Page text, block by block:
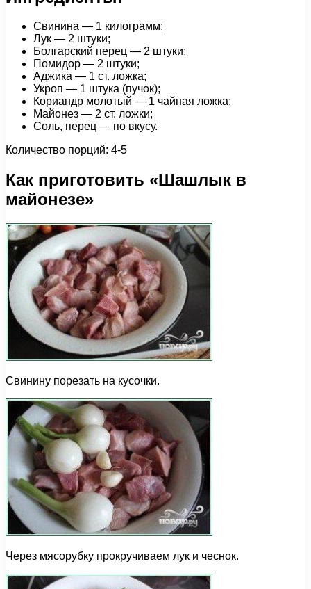
Свинина — 1 килограмм;
Лук — 2 штуки;
Болгарский перец — 2 штуки;
Помидор — 2 штуки;
Аджика — 1 ст. ложка;
Укроп — 1 штука (пучок);
Кориандр молотый — 1 чайная ложка;
Майонез — 2 ст. ложки;
Соль, перец — по вкусу.
Количество порций: 4-5
Как приготовить «Шашлык в
майонезе»
Свинину порезать на кусочки.
Через мясорубку прокручиваем лук и чеснок.